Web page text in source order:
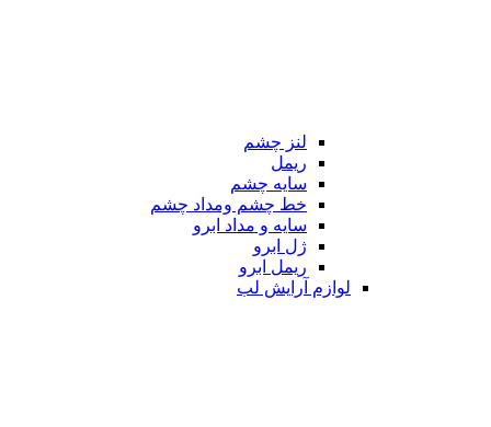
لنز چشم
ریمل
سایه چشم
خط چشم ومداد چشم
سایه و مداد ابرو
ژل ابرو
ریمل ابرو
لوازم آرایش لب